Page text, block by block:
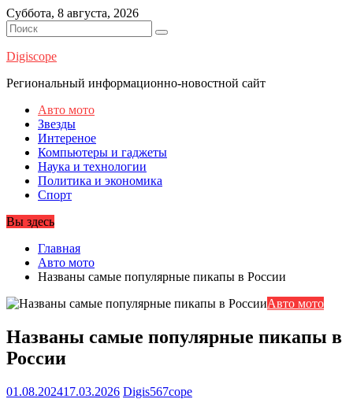
Перейти
к
содержимому
Суббота, 8 августа, 2026
Digiscope
Региональный информационно-новостной сайт
Авто мото
Звезды
Интереное
Компьютеры и гаджеты
Наука и технологии
Политика и экономика
Спорт
Вы здесь
Главная
Авто мото
Названы самые популярные пикапы в России
Авто мото
Названы самые популярные пикапы в
России
01.08.202417.03.2026 Digis567cope